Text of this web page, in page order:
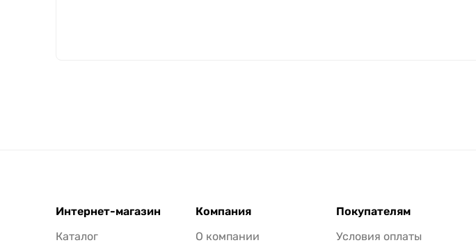
Интернет-магазин
Каталог
Компания
О компании
Покупателям
Условия оплаты